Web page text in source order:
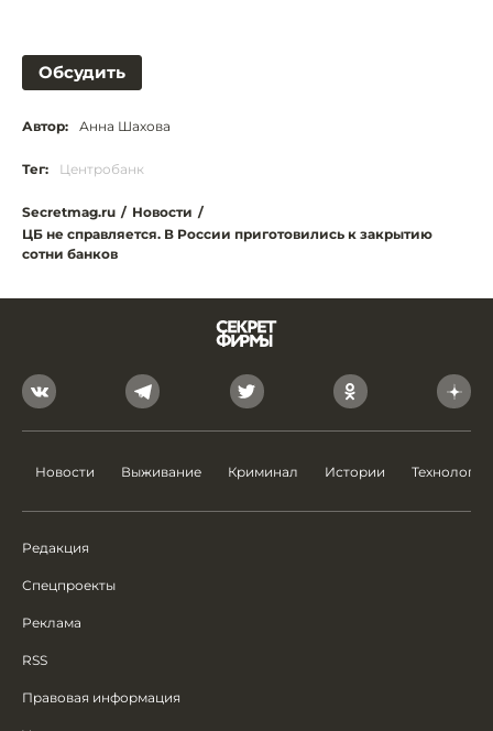
Обсудить
Автор: Анна Шахова
Тег: Центробанк
Secretmag.ru / Новости /
ЦБ не справляется. В России приготовились к закрытию
сотни банков
Новости Выживание Криминал Истории Технологии
Редакция
Спецпроекты
Реклама
RSS
Правовая информация